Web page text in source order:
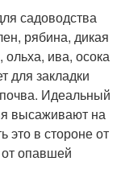
садоводства
рябина, дикая
ольха, ива, осока
для закладки
Идеальный
высаживают на
это в стороне от
опавшей